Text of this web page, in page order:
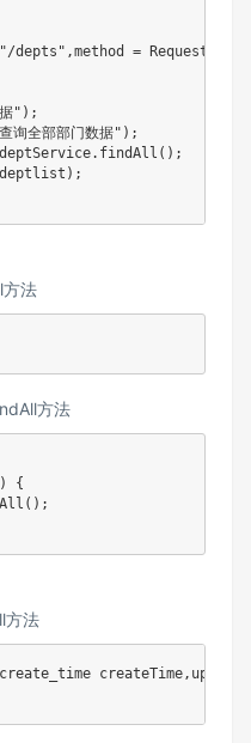
depts",method =
" ) ;
全部部门数据");
deptService. findAll ( ) ;
deptlist ) ;
法
方法
)
{
( ) ;
方法